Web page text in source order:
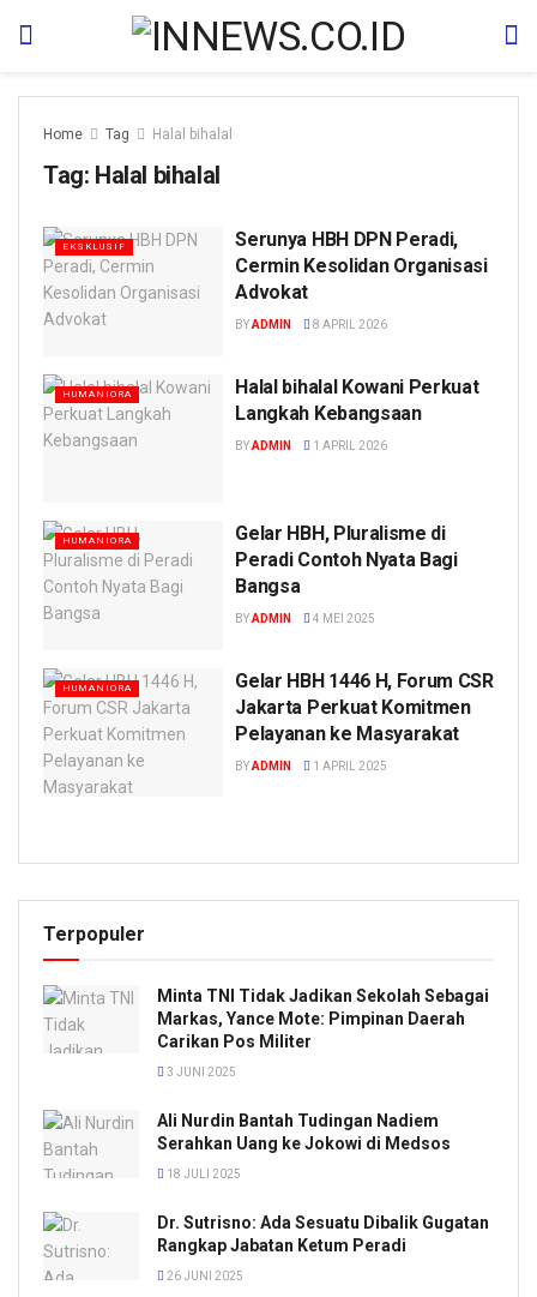
Home Tag Halal bihalal
Tag: Halal bihalal
EKSKLUSIF
Serunya HBH DPN Peradi,
Cermin Kesolidan Organisasi
Advokat
BY ADMIN 8 APRIL 2026
HUMANIORA
Halal bihalal Kowani Perkuat
Langkah Kebangsaan
BY ADMIN 1 APRIL 2026
HUMANIORA
Gelar HBH, Pluralisme di
Peradi Contoh Nyata Bagi
Bangsa
BY ADMIN 4 MEI 2025
HUMANIORA
Gelar HBH 1446 H, Forum CSR
Jakarta Perkuat Komitmen
Pelayanan ke Masyarakat
BY ADMIN 1 APRIL 2025
Terpopuler
Minta TNI Tidak Jadikan Sekolah Sebagai
Markas, Yance Mote: Pimpinan Daerah
Carikan Pos Militer
3 JUNI 2025
Ali Nurdin Bantah Tudingan Nadiem
Serahkan Uang ke Jokowi di Medsos
18 JULI 2025
Dr. Sutrisno: Ada Sesuatu Dibalik Gugatan
Rangkap Jabatan Ketum Peradi
26 JUNI 2025